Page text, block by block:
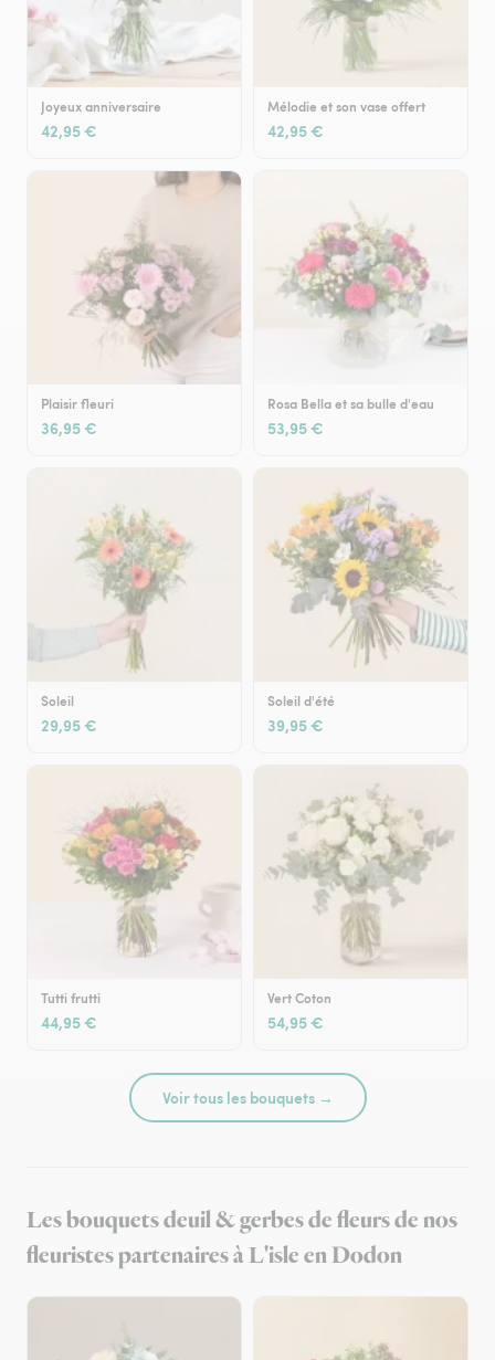
Joyeux anniversaire
42,95 €
Mélodie et son vase offert
42,95 €
Plaisir fleuri
36,95 €
Rosa Bella et sa bulle d'eau
53,95 €
Soleil
29,95 €
Soleil d'été
39,95 €
Tutti frutti
44,95 €
Vert Coton
54,95 €
Voir tous les bouquets →
Les bouquets deuil & gerbes de fleurs de nos
fleuristes partenaires à L'isle en Dodon